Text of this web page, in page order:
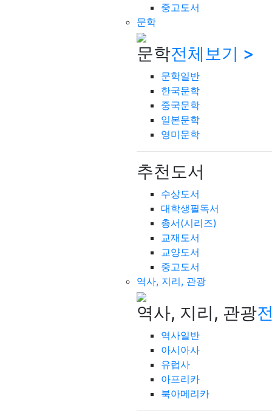
중고도서
문학
문학전체보기 >
문학일반
한국문학
중국문학
일본문학
영미문학
추천도서
수상도서
대학생필독서
총서(시리즈)
교재도서
교양도서
중고도서
역사, 지리, 관광
역사, 지리, 관광
역사일반
아시아사
유럽사
아프리카
북아메리카